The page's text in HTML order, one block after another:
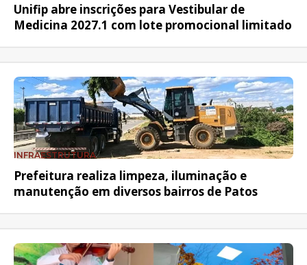
Unifip abre inscrições para Vestibular de
Medicina 2027.1 com lote promocional limitado
INFRAESTRUTURA
Prefeitura realiza limpeza, iluminação e
manutenção em diversos bairros de Patos